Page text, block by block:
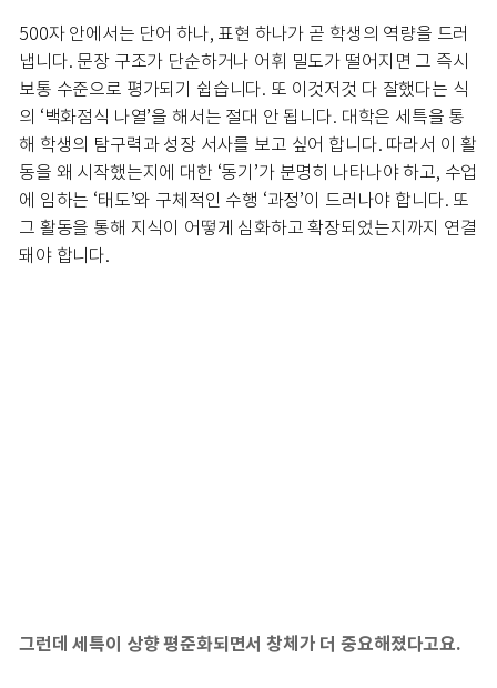
500자 안에서는 단어 하나, 표현 하나가 곧 학생의 역량을 드러
냅니다. 문장 구조가 단순하거나 어휘 밀도가 떨어지면 그 즉시
보통 수준으로 평가되기 쉽습니다. 또 이것저것 다 잘했다는 식
의 ‘백화점식 나열’을 해서는 절대 안 됩니다. 대학은 세특을 통
해 학생의 탐구력과 성장 서사를 보고 싶어 합니다. 따라서 이 활
동을 왜 시작했는지에 대한 ‘동기’가 분명히 나타나야 하고, 수업
에 임하는 ‘태도’와 구체적인 수행 ‘과정’이 드러나야 합니다. 또
그 활동을 통해 지식이 어떻게 심화하고 확장되었는지까지 연결
돼야 합니다.
그런데 세특이 상향 평준화되면서 창체가 더 중요해졌다고요.